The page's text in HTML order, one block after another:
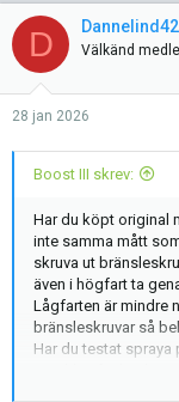
D Dannelind42
Välkänd
28 jan 2026
Boost III skrev:
Har du köpt original
inte samma mått
skruva ut
även i högfart ta
Lågfarten är mindre
bränsleskruvar så
Har du testat spraya
Bräcklen funkar bra
Om du köpt nya